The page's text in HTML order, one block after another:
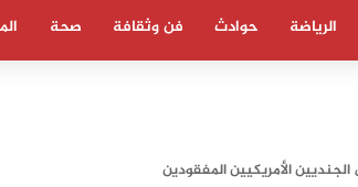
الرياضة حوادث فن وثقافة صحة